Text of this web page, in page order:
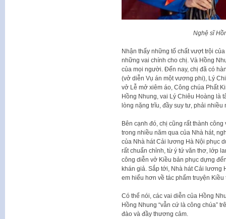
Nghệ sĩ
Nhận thấy những tố chất vượt trội
những vai chính cho chị. Và Hồng
của mọi người. Đến nay, chị đã có
(vở diễn Vụ án một vương phi), Lý
vở Lễ mở xiêm áo, Công chúa Phất
Hồng Nhung, vai Lý Chiêu Hoàng là
lòng nặng trĩu, đầy suy tư, phải
Bên cạnh đó, chị cũng rất thành
trong nhiều năm qua của Nhà hát,
của Nhà hát Cải lương Hà Nội phục
rất chuẩn chỉnh, từ ý tứ văn thơ, lớp
công diễn vở Kiều bản phục dựng
khán giả. Sắp tới, Nhà hát Cải lương
em hiểu hơn về tác phẩm truyện Kiều
Có thể nói, các vai diễn của Hồng
Hồng Nhung “vẫn cứ là công chúa”
đào và đầy thương cảm.